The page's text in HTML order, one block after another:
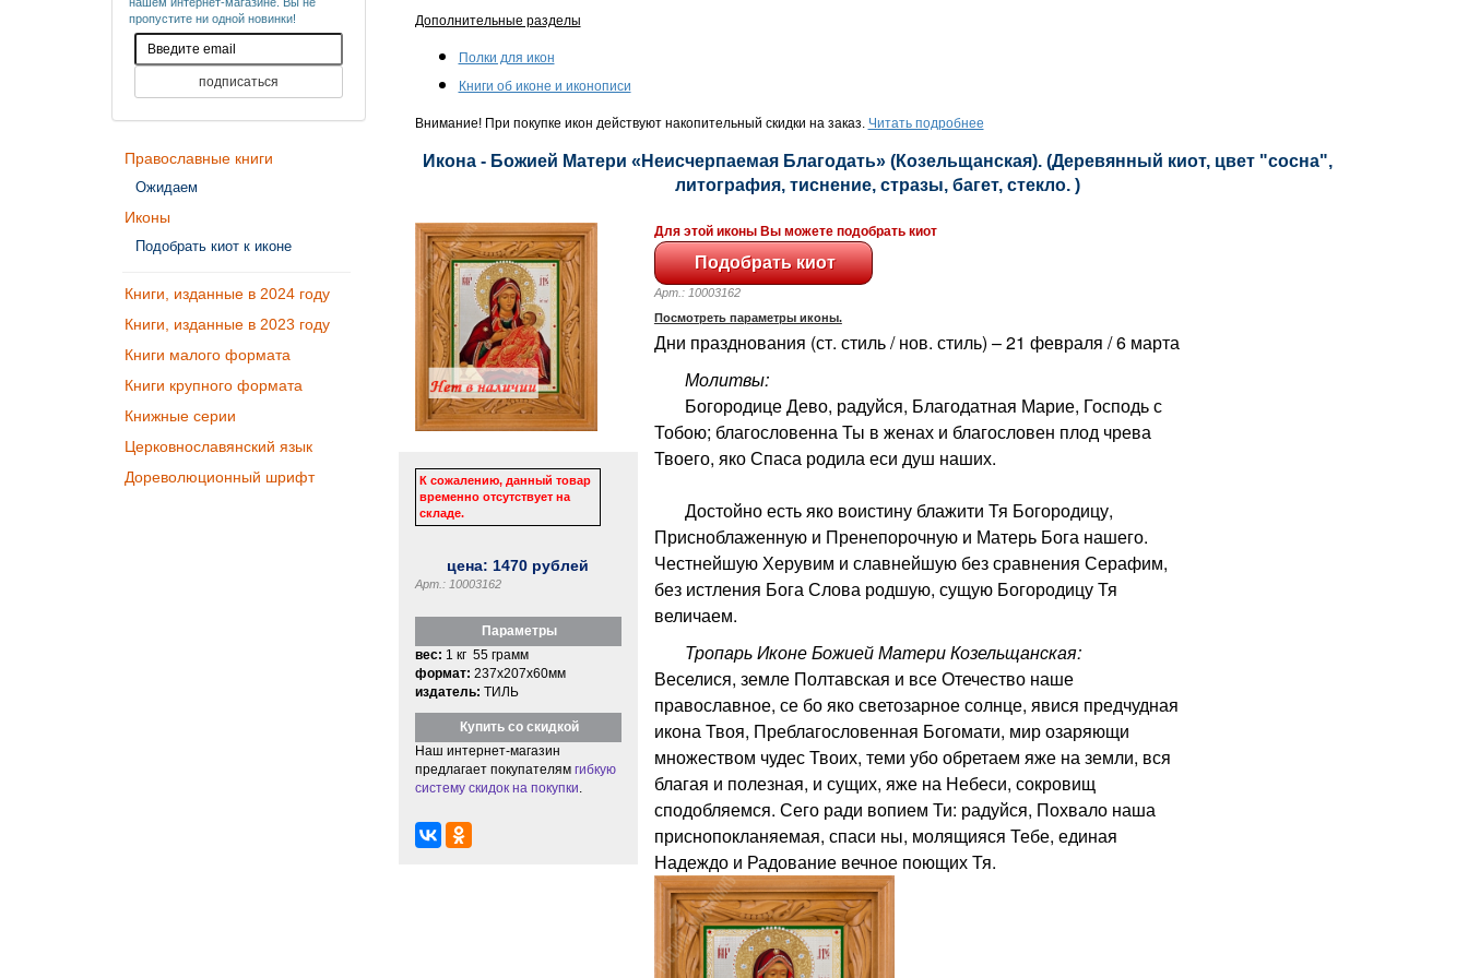
пропустите ни одной новинки!
Православные книги
Ожидаем
Иконы
Подобрать киот к иконе
Книги, изданные в 2024 году
Книги, изданные в 2023 году
Книги малого формата
Книги крупного формата
Книжные серии
Церковнославянский язык
Дореволюционный шрифт
Дополнительные разделы
Полки для икон
Книги об иконе и иконописи
Внимание! При покупке икон действуют накопительный скидки на заказ. Читать подробнее
Икона - Божией Матери «Неисчерпаемая Благодать» (Козельщанская). (Деревянный киот, цвет "сосна",
литография, тиснение, стразы, багет, стекло. )
К сожалению, данный товар
временно отсутствует на
складе.
цена: 1470 рублей
Арт.: 10003162
Параметры
вес: 1 кг 55 грамм
формат: 237x207x60мм
издатель: ТИЛЬ
Купить со скидкой
Наш интернет-магазин
предлагает покупателям гибкую
систему скидок на покупки
Для этой иконы Вы можете подобрать киот
Арт.: 10003162
Посмотреть параметры иконы.
Дни празднования (ст. стиль / нов. стиль) – 21 февраля / 6 марта
Молитвы:
Богородице Дево, радуйся, Благодатная Марие, Господь с
Тобою; благословенна Ты в женах и благословен плод чрева
Твоего, яко Спаса родила еси душ наших.
Достойно есть яко воистину блажити Тя Богородицу,
Присноблаженную и Пренепорочную и Матерь Бога нашего.
Честнейшую Херувим и славнейшую без сравнения Серафим,
без истления Бога Слова родшую, сущую Богородицу Тя
величаем.
Тропарь Иконе Божией Матери Козельщанская:
Веселися, земле Полтавская и все Отечество наше
православное, се бо яко светозарное солнце, явися предчудная
икона Твоя, Преблагословенная Богомати, мир озаряющи
множеством чудес Твоих, теми убо обретаем яже на земли, вся
благая и полезная, и сущих, яже на Небеси, сокровищ
сподобляемся. Сего ради вопием Ти: радуйся, Похвало наша
приснопокланяемая, спаси ны, молящияся Тебе, единая
Надеждо и Радование вечное поющих Тя.